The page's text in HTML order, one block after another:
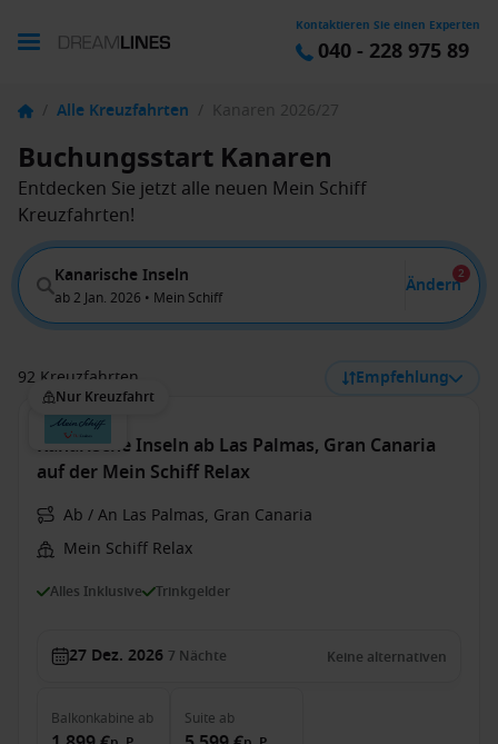
Kontaktieren Sie einen Experten
040 - 228 975 89
/ Alle Kreuzfahrten / Kanaren 2026/27
Buchungsstart Kanaren
Entdecken Sie jetzt alle neuen Mein Schiff
Kreuzfahrten!
Kanarische Inseln
ab 2 Jan. 2026 • Mein Schiff
Ändern
2
92 Kreuzfahrten Empfehlung
Nur Kreuzfahrt
Kanarische Inseln ab Las Palmas, Gran Canaria
auf der Mein Schiff Relax
Ab / An Las Palmas, Gran Canaria
Mein Schiff Relax
Alles Inklusive Trinkgelder
27 Dez. 2026 7 Nächte Keine alternativen
Balkonkabine ab Suite ab